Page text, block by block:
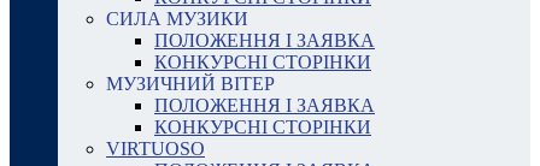
СИЛА МУЗИКИ
ПОЛОЖЕННЯ І ЗАЯВКА
КОНКУРСНІ СТОРІНКИ
МУЗИЧНИЙ ВІТЕР
ПОЛОЖЕННЯ І ЗАЯВКА
КОНКУРСНІ СТОРІНКИ
VIRTUOSO